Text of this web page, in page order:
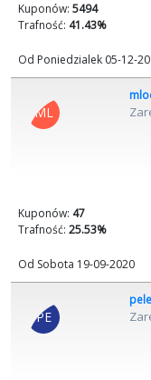
Kuponów: 5494
Trafność: 41.43%
Od Poniedzialek 05-12-
ML
Kuponów: 47
Trafność: 25.53%
Od Sobota 19-09-2020
PE